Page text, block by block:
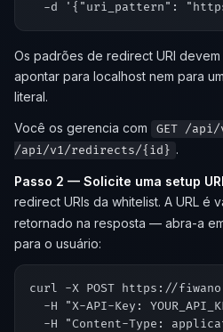
Os padrões de redirect URI
apontar para localhost nem para
literal.
Você os gerencia com GET /
/api/v1/redirects/{id} .
Passo 2 — Solicite uma setup
redirect URIs da whitelist. A URL é
retornado na resposta — abra-a
para o usuário:
curl -X POST https://
-H "X-API-Key:
-H "Content-Type: